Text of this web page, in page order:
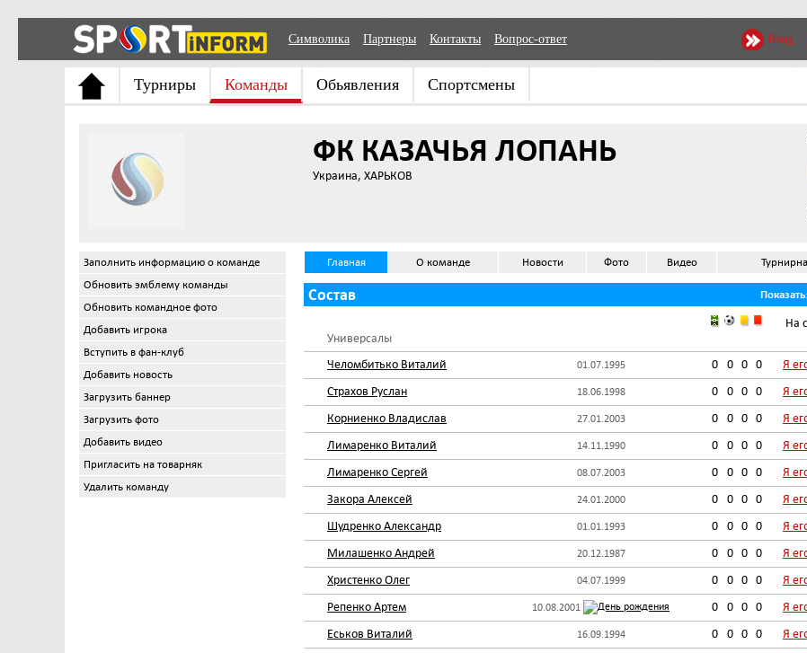
Символика Партнеры Контакты Вопрос-ответ Вход
Турниры Команды Обьявления Спортсмены
ФК КАЗАЧЬЯ ЛОПАНЬ
Украина, ХАРЬКОВ
Заполнить информацию о команде
Обновить эмблему команды
Обновить командное фото
Добавить игрока
Вступить в фан-клуб
Добавить новость
Загрузить баннер
Загрузить фото
Добавить видео
Пригласить на товарняк
Удалить команду
Главная О команде Новости Фото Видео
Состав Показать:
На
Универсалы
Челомбитько Виталий
01.07.1995 0 0 0 0
Я
Страхов Руслан
18.06.1998 0 0 0 0
Я
Корниенко Владислав
27.01.2003 0 0 0 0
Я
Лимаренко Виталий
14.11.1990 0 0 0 0
Я
Лимаренко Сергей
08.07.2003 0 0 0 0
Я
Закора Алексей
24.01.2000 0 0 0 0
Я
Шудренко Александр
01.01.1993 0 0 0 0
Я
Милашенко Андрей
20.12.1987 0 0 0 0
Я
Христенко Олег
04.07.1999 0 0 0 0
Я
Репенко Артем
10.08.2001 0 0 0 0
Я
Еськов Виталий
16.09.1994 0 0 0 0
Я